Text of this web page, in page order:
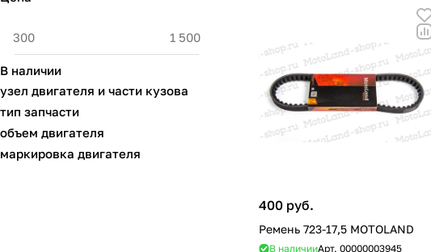
400 руб.
Ремень 723-17,5 MOTOLAND
В наличииАрт. 00000003945
В наличии
узел двигателя и части кузова
тип запчасти
объем двигателя
маркировка двигателя